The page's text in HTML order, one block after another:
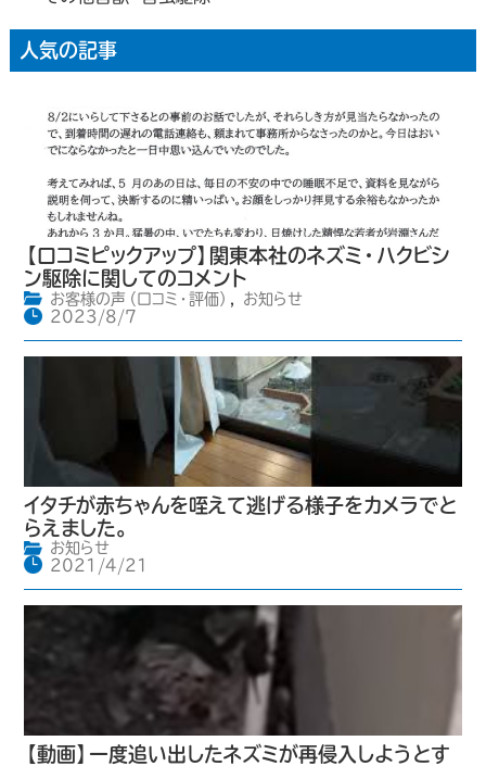
人気の記事
【口コミピックアップ】関東本社のネズミ・ハクビシ
ン駆除に関してのコメント
お客様の声（口コミ・評価）
お知らせ
2023/8/7
イタチが赤ちゃんを咥えて逃げる様子をカメラでと
らえました。
お知らせ
2021/4/21
【動画】一度追い出したネズミが再侵入しようとす